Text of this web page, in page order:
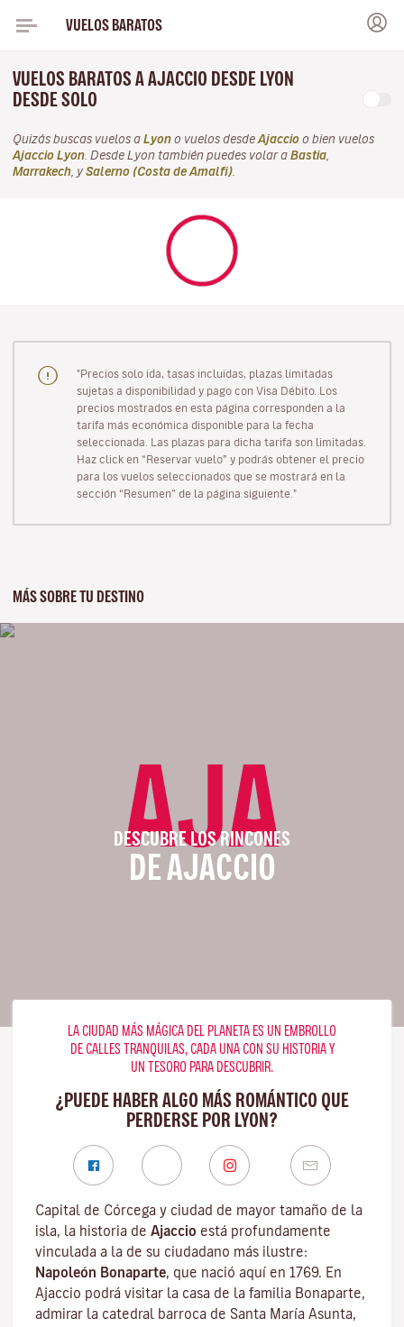
VUELOS BARATOS
VUELOS BARATOS A AJACCIO DESDE LYON
DESDE SOLO
Quizás buscas vuelos a Lyon o vuelos desde Ajaccio o bien vuelos
Ajaccio Lyon . Desde Lyon también puedes volar a Bastia
Marrakech , y Salerno (Costa de Amalfi)
"Precios solo ida, tasas incluidas, plazas limitadas
sujetas a disponibilidad y pago con Visa Débito. Los
precios mostrados en esta página corresponden a la
tarifa más económica disponible para la fecha
seleccionada. Las plazas para dicha tarifa son limitadas.
Haz click en “Reservar vuelo” y podrás obtener el precio
para los vuelos seleccionados que se mostrará en la
sección “Resumen” de la página siguiente."
MÁS SOBRE TU DESTINO
AJA
DESCUBRE LOS RINCONES
DE AJACCIO
LA CIUDAD MÁS MÁGICA DEL PLANETA ES UN EMBROLLO
DE CALLES TRANQUILAS, CADA UNA CON SU HISTORIA Y
UN TESORO PARA DESCUBRIR.
¿PUEDE HABER ALGO MÁS ROMÁNTICO QUE
PERDERSE POR LYON?
Capital de Córcega y ciudad de mayor tamaño de la
isla, la historia de Ajaccio está profundamente
vinculada a la de su ciudadano más ilustre:
Napoleón Bonaparte, que nació aquí en 1769. En
Ajaccio podrá visitar la casa de la familia Bonaparte,
admirar la catedral barroca de Santa María Asunta,